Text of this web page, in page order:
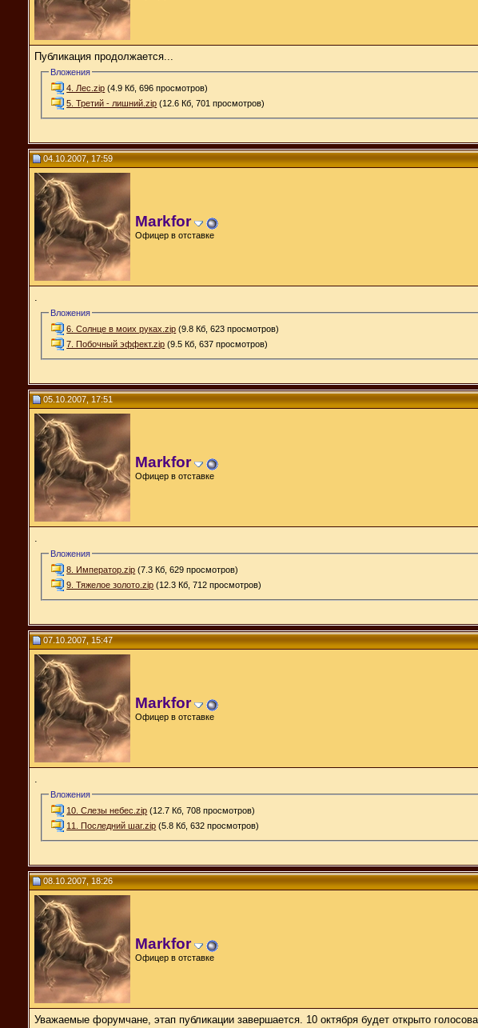
Публикация продолжается...
Вложения
4. Лес.zip (4.9 Кб, 696 просмотров)
5. Третий - лишний.zip (12.6 Кб, 701 просмотров)
04.10.2007, 17:59
Markfor
Офицер в отставке
Вложения
6. Солнце в моих руках.zip (9.8 Кб, 623 просмотров)
7. Побочный эффект.zip (9.5 Кб, 637 просмотров)
05.10.2007, 17:51
Markfor
Офицер в отставке
Вложения
8. Император.zip (7.3 Кб, 629 просмотров)
9. Тяжелое золото.zip (12.3 Кб, 712 просмотров)
07.10.2007, 15:47
Markfor
Офицер в отставке
Вложения
10. Слезы небес.zip (12.7 Кб, 708 просмотров)
11. Последний шаг.zip (5.8 Кб, 632 просмотров)
08.10.2007, 18:26
Markfor
Офицер в отставке
Уважаемые форумчане, этап публикации завершается. 10 октября будет открыто